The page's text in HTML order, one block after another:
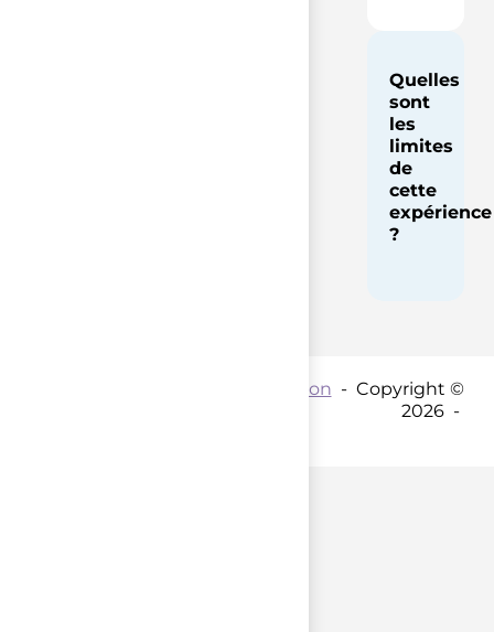
Quelles
sont
les
limites
de
cette
expérience
?
Coordination - Copyright ©
2026 -